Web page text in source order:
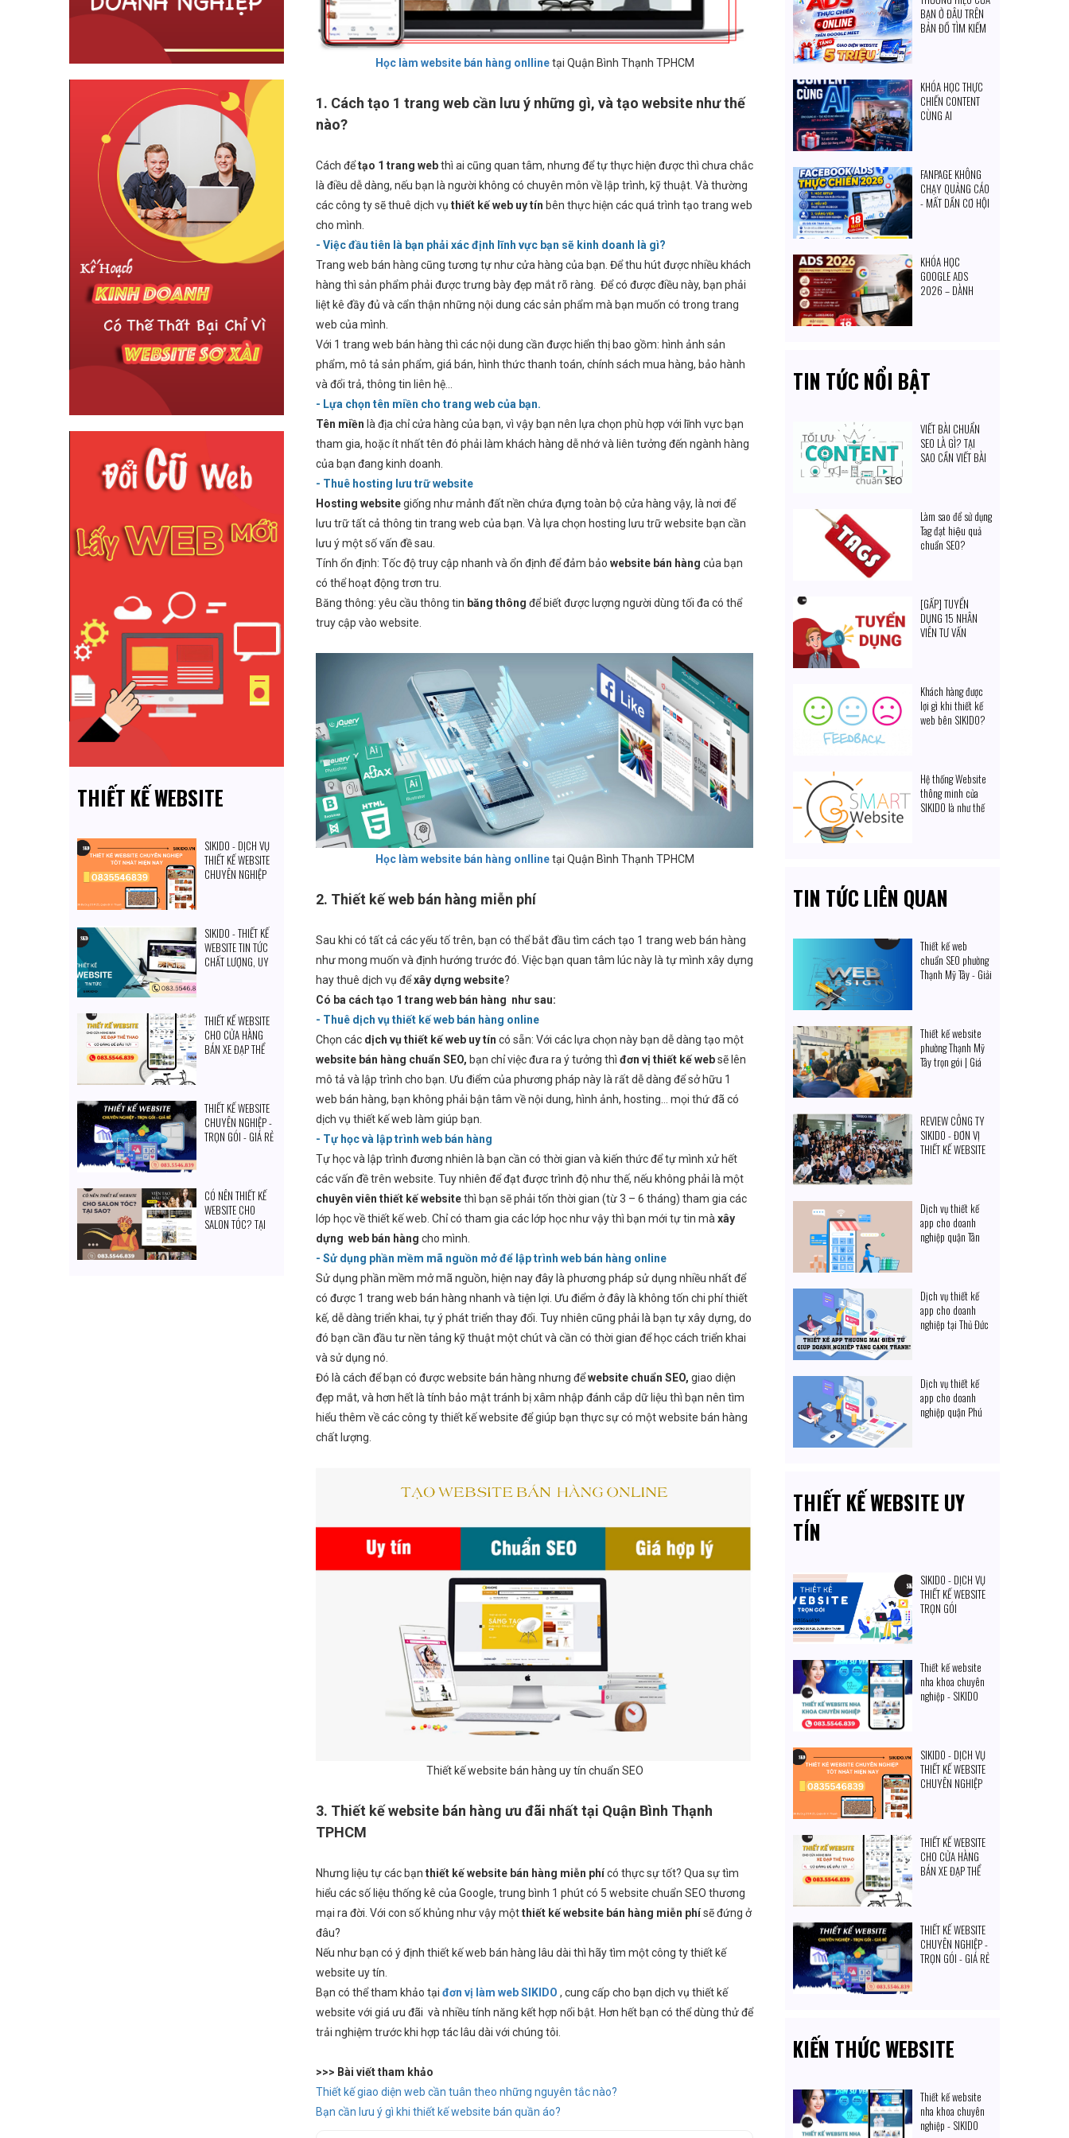
THIẾT KẾ WEBSITE
SIKIDO - DỊCH VỤ
THIẾT KẾ WEBSITE
CHUYÊN NGHIỆP
SIKIDO - THIẾT KẾ
WEBSITE TIN TỨC
CHẤT LƯỢNG, UY
THIẾT KẾ WEBSITE
CHO CỬA HÀNG
BÁN XE ĐẠP THỂ
THIẾT KẾ WEBSITE
CHUYÊN NGHIỆP -
TRỌN GÓI - GIÁ RẺ
CÓ NÊN THIẾT KẾ
WEBSITE CHO
SALON TÓC? TẠI
Học làm website bán hàng onllinetại Quận Bình Thạnh TPHCM
1. Cách tạo 1 trang web cần lưu ý những gì, và tạo website như thế
nào?
Cách đểtạo 1 trang webthì ai cũng quan tâm, nhưng để tự thực hiện được thì chưa chắc
là điều dễ dàng, nếu bạn là người không có chuyên môn về lập trình, kỹ thuật. Và thường
các công ty sẽ thuê dịch vụ thiết kế web uy tín bên thực hiện các quá trình tạo trang web
cho mình.
- Việc đầu tiên là bạn phải xác định lĩnh vực bạn sẽ kinh doanh là gì?
Trang web bán hàng cũng tương tự như cửa hàng của bạn. Để thu hút được nhiều khách
hàng thì sản phẩm phải được trưng bày đẹp mắt rõ ràng. Để có được điều này, bạn phải
liệt kê đầy đủ và cẩn thận những nội dung các sản phẩm mà bạn muốn có trong trang
web của mình.
Với 1 trang web bán hàng thì các nội dung cần được hiển thị bao gồm: hình ảnh sản
phẩm, mô tả sản phẩm, giá bán, hình thức thanh toán, chính sách mua hàng, bảo hành
và đổi trả, thông tin liên hệ…
- Lựa chọn tên miền cho trang web của bạn.
Tên miền là địa chỉ cửa hàng của bạn, vì vậy bạn nên lựa chọn phù hợp với lĩnh vực bạn
tham gia, hoặc ít nhất tên đó phải làm khách hàng dễ nhớ và liên tưởng đến ngành hàng
của bạn đang kinh doanh.
- Thuê hosting lưu trữ website
Hosting websitegiống như mảnh đất nền chứa đựng toàn bộ cửa hàng vậy, là nơi để
lưu trữ tất cả thông tin trang web của bạn. Và lựa chọn hosting lưu trữ website bạn cần
lưu ý một số vấn đề sau.
Tính ổn định: Tốc độ truy cập nhanh và ổn định để đảm bảo website bán hàng của bạn
có thể hoạt động trơn tru.
Băng thông: yêu cầu thông tin băng thông để biết được lượng người dùng tối đa có thể
truy cập vào website.
Học làm website bán hàng onllinetại Quận Bình Thạnh TPHCM
2. Thiết kế web bán hàng miễn phí
Sau khi có tất cả các yếu tố trên, bạn có thể bắt đầu tìm cách tạo 1 trang web bán hàng
như mong muốn và định hướng trước đó. Việc bạn quan tâm lúc này là tự mình xây dựng
hay thuê dịch vụ đểxây dựng website?
Có ba cách tạo 1 trang web bán hàng như sau:
- Thuê dịch vụ thiết kế web bán hàng online
Chọn các dịch vụ thiết kế web uy tín có sẵn: Với các lựa chọn này bạn dễ dàng tạo một
website bán hàng chuẩn SEO, bạn chỉ việc đưa ra ý tưởng thì đơn vị thiết kế websẽ lên
mô tả và lập trình cho bạn. Ưu điểm của phương pháp này là rất dễ dàng để sở hữu 1
web bán hàng, bạn không phải bận tâm về nội dung, hình ảnh, hosting… mọi thứ đã có
dịch vụ thiết kế web làm giúp bạn.
- Tự học và lập trình web bán hàng
Tự học và lập trình đương nhiên là bạn cần có thời gian và kiến thức để tự mình xử hết
các vấn đề trên website. Tuy nhiên để đạt được trình độ như thế, nếu không phải là một
chuyên viên thiết kế websitethì bạn sẽ phải tốn thời gian (từ 3 – 6 tháng) tham gia các
lớp học về thiết kế web. Chỉ có tham gia các lớp học như vậy thì bạn mới tự tin mà xây
dựng web bán hàng cho mình.
- Sử dụng phần mềm mã nguồn mở để lập trình web bán hàng online
Sử dụng phần mềm mở mã nguồn, hiện nay đây là phương pháp sử dụng nhiều nhất để
có được 1 trang web bán hàng nhanh và tiện lợi. Ưu điểm ở đây là không tốn chi phí thiết
kế, dễ dàng triển khai, tự ý phát triển thay đổi. Tuy nhiên cũng phải là bạn tự xây dựng, do
đó bạn cần đầu tư nền tảng kỹ thuật một chút và cần có thời gian để học cách triển khai
và sử dụng nó.
Đó là cách để bạn có được website bán hàng nhưng đểwebsite chuẩn SEO, giao diện
đẹp mắt, và hơn hết là tính bảo mật tránh bị xâm nhập đánh cắp dữ liệu thì bạn nên tìm
hiểu thêm về các công ty thiết kế website để giúp bạn thực sự có một website bán hàng
chất lượng.
Thiết kế website bán hàng uy tín chuẩn SEO
3. Thiết kế website bán hàng ưu đãi nhất tại Quận Bình Thạnh
TPHCM
Nhưng liệu tự các bạn thiết kế website bán hàng miễn phícó thực sự tốt? Qua sự tìm
hiểu các số liệu thống kê của Google, trung bình 1 phút có 5 website chuẩn SEO thương
mại ra đời. Với con số khủng như vậy mộtthiết kế website bán hàng miễn phísẽ đứng ở
đâu?
Nếu như bạn có ý định thiết kế web bán hàng lâu dài thì hãy tìm một công ty thiết kế
website uy tín.
Bạn có thể tham khảo tại đơn vị làm web SIKIDO , cung cấp cho bạn dịch vụ thiết kế
website với giá ưu đãi và nhiều tính năng kết hợp nổi bật. Hơn hết bạn có thể dùng thử để
trải nghiệm trước khi hợp tác lâu dài với chúng tôi.
>>> Bài viết tham khảo
Thiết kế giao diện web cần tuân theo những nguyên tắc nào?
Bạn cần lưu ý gì khi thiết kế website bán quần áo?
BẠN Ở ĐÂU TRÊN
BẢN ĐỒ TÌM KIẾM
KHÓA HỌC THỰC
CHIẾN CONTENT
CÙNG AI
FANPAGE KHÔNG
CHẠY QUẢNG CÁO
- MẤT DẦN CƠ HỘI
KHÓA HỌC
GOOGLE ADS
2026 – DÀNH
TIN TỨC NỔI BẬT
VIẾT BÀI CHUẨN
SEO LÀ GÌ? TẠI
SAO CẦN VIẾT BÀI
Làm sao để sử dụng
Tag đạt hiệu quả
chuẩn SEO?
[GẤP] TUYỂN
DỤNG 15 NHÂN
VIÊN TƯ VẤN
Khách hàng được
lợi gì khi thiết kế
web bên SIKIDO?
Hệ thống Website
thông minh của
SIKIDO là như thế
TIN TỨC LIÊN QUAN
Thiết kế web
chuẩn SEO phường
Thạnh Mỹ Tây - Giải
Thiết kế website
phường Thạnh Mỹ
Tây trọn gói | Giá
REVIEW CÔNG TY
SIKIDO - ĐƠN VỊ
THIẾT KẾ WEBSITE
Dịch vụ thiết kế
app cho doanh
nghiệp quận Tân
Dịch vụ thiết kế
app cho doanh
nghiệp tại Thủ Đức
Dịch vụ thiết kế
app cho doanh
nghiệp quận Phú
THIẾT KẾ WEBSITE UY
TÍN
SIKIDO - DỊCH VỤ
THIẾT KẾ WEBSITE
TRỌN GÓI
Thiết kế website
nha khoa chuyên
nghiệp - SIKIDO
SIKIDO - DỊCH VỤ
THIẾT KẾ WEBSITE
CHUYÊN NGHIỆP
THIẾT KẾ WEBSITE
CHO CỬA HÀNG
BÁN XE ĐẠP THỂ
THIẾT KẾ WEBSITE
CHUYÊN NGHIỆP -
TRỌN GÓI - GIÁ RẺ
KIẾN THỨC WEBSITE
Thiết kế website
nha khoa chuyên
nghiệp - SIKIDO